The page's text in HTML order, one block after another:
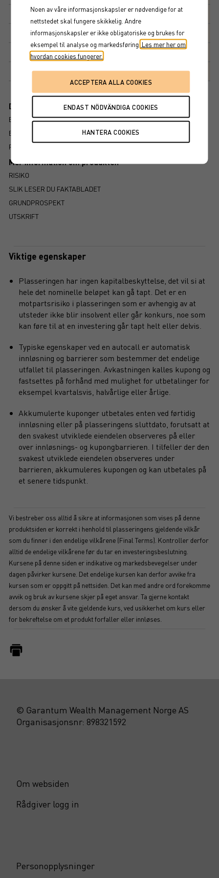
Avkastningsfaktor
Kupong
Kupongdetaljer
Markedsplass NASDAQ STOCKHOLM AB
Dokument
BROSJYRE
ENDELIGE VILKÅR
FAKTABLAD
Mer information om produkten
RISIKO
SLIK LESER DU FAKTABLADET
GRUNDPROSPEKT
UTSKRIFT
Viktige egenskaper
Plasseringen har ingen kapitalbeskyttelse, det vil si at
hele det nominelle beløpet kan gå tapt. Det er en
motpartsrisiko i plasseringen som er avhengig av at
utsteder ikke blir insolvent eller går konkurs, noe som
kan føre til at en investering går tapt helt eller delvis.
Typiske egenskaper ved en autocall er automatisk
innløsning og barrierer som bestemmer det endelige
utfallet til plasseringen. Avkastningen kalles kupong og
fastsettes på forhånd med mulighet for utbetalinger for
eksempel kvartalsvis, halvårlige eller årlige.
Akkumulerte kuponger utbetales enten ved førtidig
innløsning eller på plasseringens sluttdato, forutsatt at
den svakest utviklede eiendelen observeres på eller
over innløsnings- og kupongbarrieren. I tilfeller der den
svakest utviklede eiendelen observeres under
barrieren, akkumuleres kupongen og kan utbetales på
et senere tidspunkt.
Vi bestreber oss alltid å sikre at informasjonen som vises på denne
produktsiden er korrekt i henhold til plasseringens gjeldende vilkår
som du finner i den endelige vilkårene (Final Terms). Kontroller derfor
alltid de endelige vilkårene før du tar en investeringsbeslutning.
Kursene på denne siden er indikative og markedsbevegelser under
dagen påvirker kursene. Det endelige kursen kan derfor avvike fra
kursen som er oppgitt på nettsiden. Det kan med andre ord forekomme
avvik og bruk av kursene skjer på eget ansvar. Ta gjerne kontakt
dersom du ønsker å vite gjeldende kurs, ved usikkerhet om kurs eller
for bekreftelse om et produkt forfaller eller innløses.
© Garantum Wealth Management Norge AS
Organisasjonsnr: 898321592
Om websiden
Rådgiver logg in
Personopplysninger
Noen av våre informasjonskapsler er nødvendige for at
nettstedet skal fungere skikkelig. Andre
informasjonskapsler er ikke obligatoriske og brukes for
eksempel til analyse og markedsføring. Les mer her om
hvordan cookies fungerer.